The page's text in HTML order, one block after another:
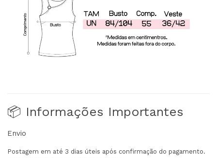
📦 Informações Importantes
Envio
Postagem em até 3 dias úteis após confirmação do pagamento.